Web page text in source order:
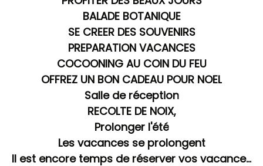
BALADE BOTANIQUE
SE CREER DES SOUVENIRS
PREPARATION VACANCES
COCOONING AU COIN DU FEU
OFFREZ UN BON CADEAU POUR NOEL
Salle de réception
RECOLTE DE NOIX,
Prolonger l'été
Les vacances se prolongent
Il est encore temps de réserver vos vacances